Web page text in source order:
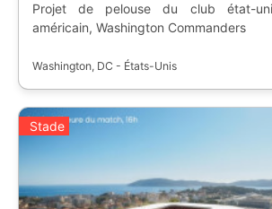
Projet de pelouse du club état-
américain, Washington Commanders
Washington, DC - États-Unis
Stade